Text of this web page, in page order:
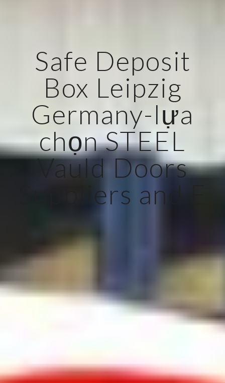
Safe Deposit
Box Leipzig
Germany-lựa
chọn STEEL
Vauld Doors
Suppliers and E